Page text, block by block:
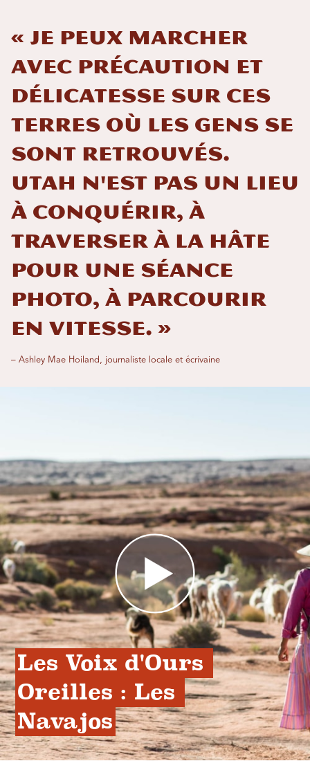
« Je peux marcher
avec précaution et
délicatesse sur ces
terres où les gens se
sont retrouvés.
Utah n'est pas un lieu
à conquérir, à
traverser à la hâte
pour une séance
photo, à parcourir
en vitesse. »
– Ashley Mae Hoiland, journaliste locale et écrivaine
Les Voix d'Ours
Oreilles : Les
Navajos